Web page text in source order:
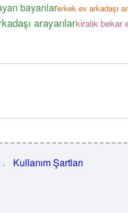
bayanlarerkek ev arkadaşı
arayanlarkiralık bekar
Kullanım Şartları